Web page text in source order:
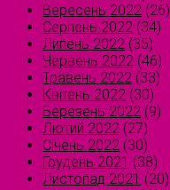
Вересень 2022 (26)
Серпень 2022 (34)
Липень 2022 (35)
Червень 2022 (46)
Травень 2022 (33)
Квітень 2022 (30)
Березень 2022 (9)
Лютий 2022 (27)
Січень 2022 (30)
Грудень 2021 (38)
Листопад 2021 (20)